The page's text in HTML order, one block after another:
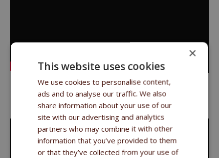
×
This website uses cookies
We use cookies to personalise content,
ads and to analyse our traffic. We also
share information about your use of our
site with our advertising and analytics
partners who may combine it with other
information that you’ve provided to them
or that they’ve collected from your use of